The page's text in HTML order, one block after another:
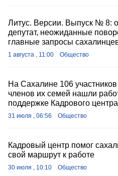
Литус. Версии. Выпуск № 8:
депутат, неожиданные
главные запросы
1 августа , 11:00 Общество
На Сахалине 106
членов их семей нашли
поддержке Кадрового центра
31 июля , 06:56 Общество
Кадровый центр помог
свой маршрут к работе
30 июля , 10:10 Общество